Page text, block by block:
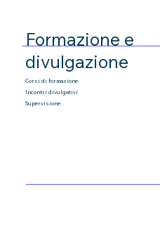
Formazione e
divulgazione
Corsi di formazione
Incontri divulgativi
Supervisione